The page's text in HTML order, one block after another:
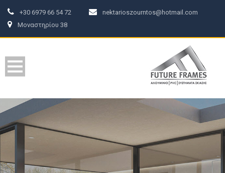
+30 6979 66 54 72
nektarioszourntos@hotmail.com
Μοναστηρίου 38